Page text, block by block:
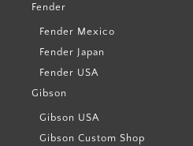
Fender
Fender Mexico
Fender Japan
Fender USA
Gibson
Gibson USA
Gibson Custom Shop